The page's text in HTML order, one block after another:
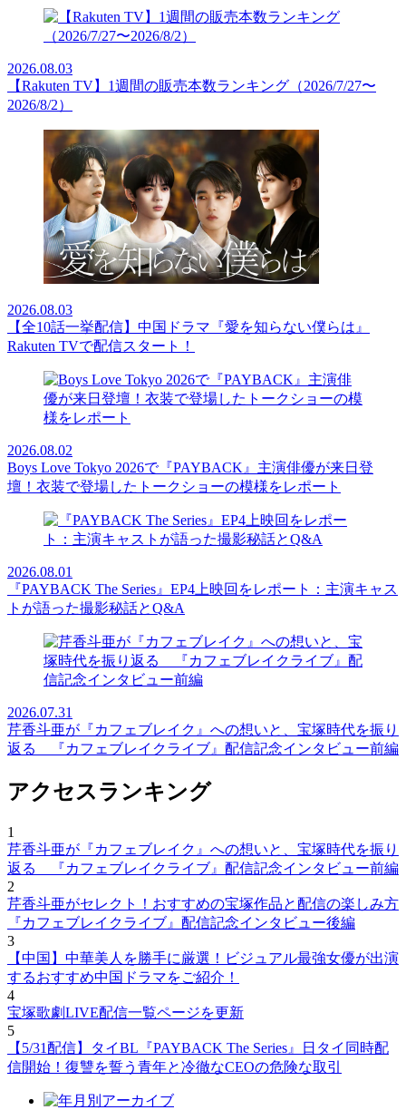
2026.08.03
【Rakuten TV】1週間の販売本数ランキング（2026/7/27〜
2026/8/2）
2026.08.03
【全10話一挙配信】中国ドラマ『愛を知らない僕らは』
Rakuten TVで配信スタート！
2026.08.02
Boys Love Tokyo 2026で『PAYBACK』主演俳優が来日登
壇！衣装で登場したトークショーの模様をレポート
2026.08.01
『PAYBACK The Series』EP4上映回をレポート：主演キャス
トが語った撮影秘話とQ&A
2026.07.31
芹香斗亜が『カフェブレイク』への想いと、宝塚時代を振り
返る 『カフェブレイクライブ』配信記念インタビュー前編
アクセスランキング
1
芹香斗亜が『カフェブレイク』への想いと、宝塚時代を振り
返る 『カフェブレイクライブ』配信記念インタビュー前編
2
芹香斗亜がセレクト！おすすめの宝塚作品と配信の楽しみ方
『カフェブレイクライブ』配信記念インタビュー後編
3
【中国】中華美人を勝手に厳選！ビジュアル最強女優が出演
するおすすめ中国ドラマをご紹介！
4
宝塚歌劇LIVE配信一覧ページを更新
5
【5/31配信】タイBL『PAYBACK The Series』日タイ同時配
信開始！復讐を誓う青年と冷徹なCEOの危険な取引